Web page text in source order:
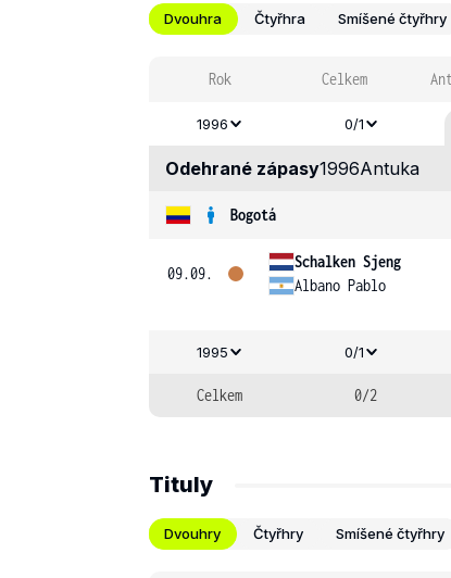
Dvouhra Čtyřhra Smíšené čtyřhry
Rok Celkem
1996 0/1
Odehrané zápasy1996Antuka
Bogotá
09.09.
Schalken Sjeng
Albano Pablo
1995 0/1
Celkem 0/2
Tituly
Dvouhry Čtyřhry Smíšené čtyřhry